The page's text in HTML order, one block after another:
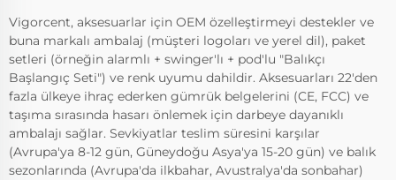
Vigorcent, aksesuarlar için OEM özelleştirmeyi destekler ve
buna markalı ambalaj (müşteri logoları ve yerel dil), paket
setleri (örneğin alarmlı + swinger'lı + pod'lu "Balıkçı
Başlangıç Seti") ve renk uyumu dahildir. Aksesuarları 22'den
fazla ülkeye ihraç ederken gümrük belgelerini (CE, FCC) ve
taşıma sırasında hasarı önlemek için darbeye dayanıklı
ambalajı sağlar. Sevkiyatlar teslim süresini karşılar
(Avrupa'ya 8-12 gün, Güneydoğu Asya'ya 15-20 gün) ve balık
sezonlarında (Avrupa'da ilkbahar, Avustralya'da sonbahar)